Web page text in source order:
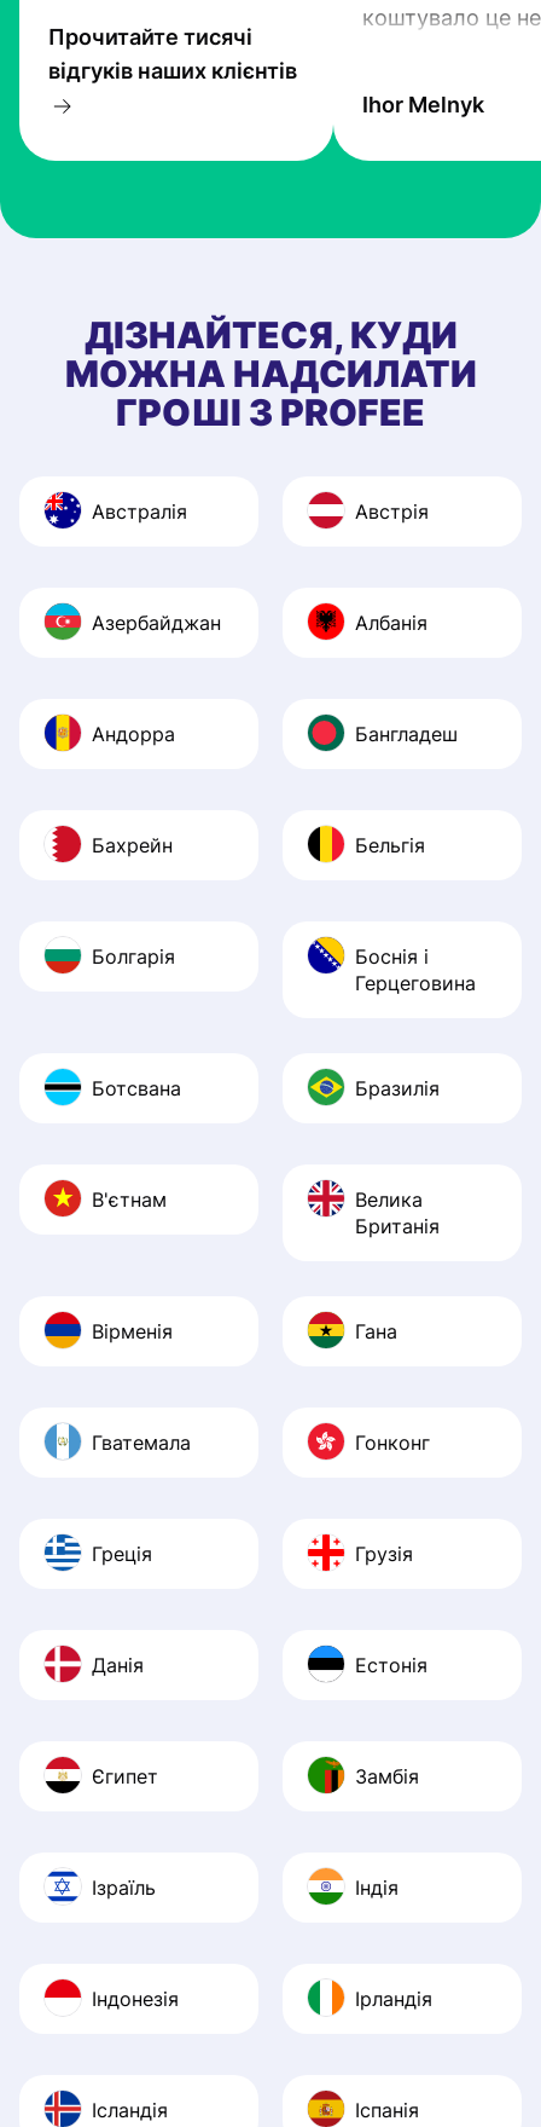
Прочитайте тисячі
відгуків наших клієнтів
коштувало це
один з кращих.
Ihor Melnyk
ДІЗНАЙТЕСЯ, КУДИ
МОЖНА НАДСИЛАТИ
ГРОШІ З PROFEE
Австралія Австрія
Азербайджан Албанія
Андорра Бангладеш
Бахрейн Бельгія
Болгарія
Боснія і
Герцеговина
Ботсвана Бразилія
В'єтнам
Велика
Британія
Вірменія Гана
Гватемала Гонконг
Греція Грузія
Данія Естонія
Єгипет Замбія
Ізраїль Індія
Індонезія Ірландія
Ісландія Іспанія